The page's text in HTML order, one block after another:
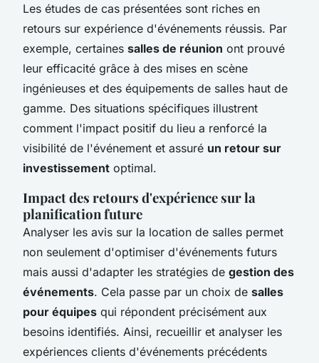
Les études de cas présentées sont riches en
retours sur expérience d'événements réussis. Par
exemple, certaines salles de réunion ont prouvé
leur efficacité grâce à des mises en scène
ingénieuses et des équipements de salles haut de
gamme. Des situations spécifiques illustrent
comment l'impact positif du lieu a renforcé la
visibilité de l'événement et assuré un retour sur
investissement optimal.
Impact des retours d'expérience sur la
planification future
Analyser les avis sur la location de salles permet
non seulement d'optimiser d'événements futurs
mais aussi d'adapter les stratégies de gestion des
événements. Cela passe par un choix de salles
pour équipes qui répondent précisément aux
besoins identifiés. Ainsi, recueillir et analyser les
expériences clients d'événements précédents